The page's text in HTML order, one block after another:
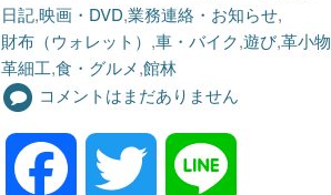
日記,映画・DVD,業務連絡・お知らせ,
財布（ウォレット） ,車・バイク,遊び,革小物
革細工,食・グルメ,館林
コメントはまだありません